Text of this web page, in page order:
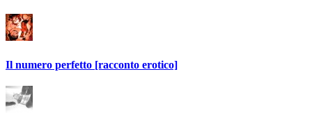
Il numero perfetto [racconto erotico]